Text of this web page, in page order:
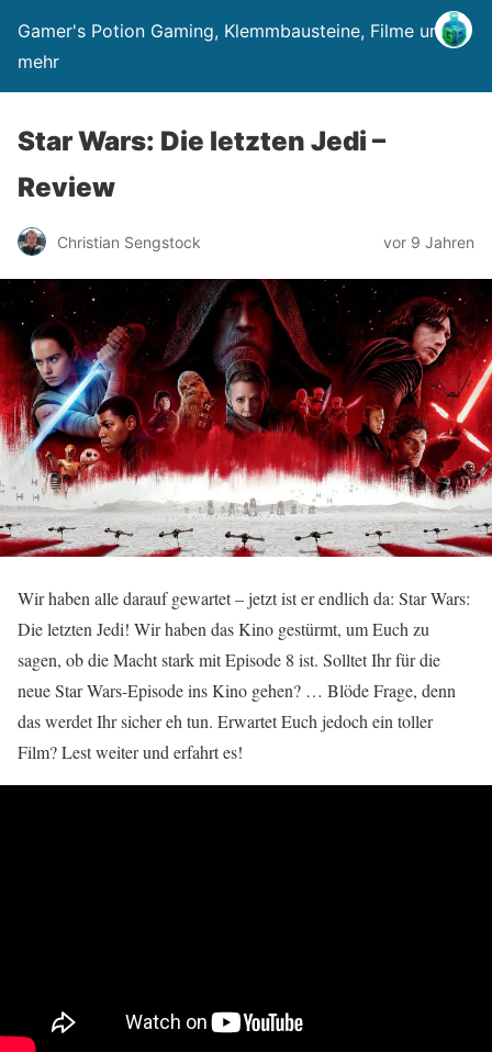
Gamer's Potion Gaming, Klemmbausteine, Filme und
mehr
Star Wars: Die letzten Jedi –
Review
Christian Sengstock vor 9 Jahren
Wir haben alle darauf gewartet – jetzt ist er endlich da: Star Wars:
Die letzten Jedi! Wir haben das Kino gestürmt, um Euch zu
sagen, ob die Macht stark mit Episode 8 ist. Solltet Ihr für die
neue Star Wars-Episode ins Kino gehen? … Blöde Frage, denn
das werdet Ihr sicher eh tun. Erwartet Euch jedoch ein toller
Film? Lest weiter und erfahrt es!